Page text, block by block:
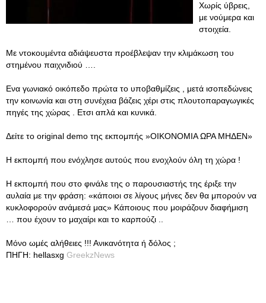
Χωρίς ύβρεις,
με νούμερα και
στοιχεία.
Με ντοκουμέντα αδιάψευστα προέβλεψαν την κλιμάκωση του
στημένου παιχνιδιού ….
Ενα γωνιακό οικόπεδο πρώτα το υποβαθμίζεις , μετά ισοπεδώνεις
την κοινωνία και στη συνέχεια βάζεις χέρι στις πλουτοπαραγωγικές
πηγές της χώρας . Ετσι απλά και κυνικά.
Δείτε το original demo της εκπομπής »ΟΙΚΟΝΟΜΙΑ ΩΡΑ ΜΗΔΕΝ»
H εκπομπή που ενόχλησε αυτούς που ενοχλούν όλη τη χώρα !
Η εκπομπή που στο φινάλε της ο παρουσιαστής της έριξε την
αυλαία με την φράση: «κάποιοι σε λίγους μήνες δεν θα μπορούν να
κυκλοφορούν ανάμεσά μας» Κάποιους που μοιράζουν διαφήμιση
… που έχουν το μαχαίρι και το καρπούζι ..
Μόνο ωμές αλήθειες !!! Ανικανότητα ή δόλος ;
ΠΗΓΗ: hellasxg GreekzNews